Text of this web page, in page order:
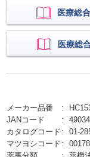
医療総
医療総
メーカー品番
JANコード
カタログコード
01-
マツヨシコード